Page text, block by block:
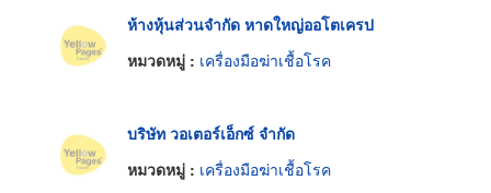
ห้างหุ้นส่วนจำกัด หาดใหญ่ออโตเครป
หมวดหมู่ : เครื่องมือฆ่าเชื้อโรค
บริษัท วอเตอร์เอ็กซ์ จำกัด
หมวดหมู่ : เครื่องมือฆ่าเชื้อโรค